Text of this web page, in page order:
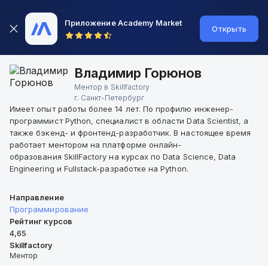
Приложение Academy Market
Открыть
Владимир Горюнов
Ментор в Skillfactory
г. Санкт-Петербург
Имеет опыт работы более 14 лет. По профилю инженер-
программист Python, специалист в области Data Scientist, а
также бэкенд- и фронтенд-разработчик. В настоящее время
работает ментором на платформе онлайн-
образования SkillFactory на курсах по Data Science, Data
Engineering и Fullstack-разработке на Python.
Направление
Программирование
Рейтинг курсов
4,65
Skillfactory
Ментор